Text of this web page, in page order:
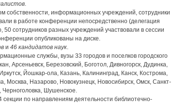
.
собственности, информационных учреждений, сотрудники
в работе конференции непосредственно (делегация
сотрудников разных учреждений участвовали в сессии
опубликованы на диске.
и 46 кандидатов наук.
службы, вузы 33 городов и поселков городского
Арсеньевск, Березовский, Боготол, Дивногорск, Дудинка,
Йошкар-ола, Казань, Калининград, Канск, Кострома,
Москва, Назарово, Новокузнецк, Новосибирск, Омск, Санкт-
Черноголовка, Шушенское.
по направлениям деятельности библиотечно-